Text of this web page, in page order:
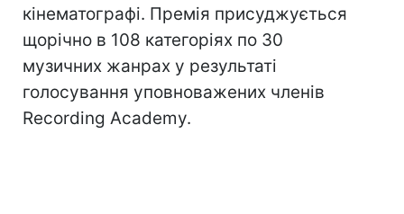
кінематографі. Премія присуджується
щорічно в 108 категоріях по 30
музичних жанрах у результаті
голосування уповноважених членів
Recording Academy.